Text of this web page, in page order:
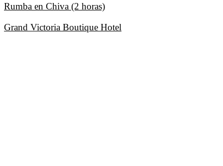
Rumba en Chiva (2 horas)
Grand Victoria Boutique Hotel